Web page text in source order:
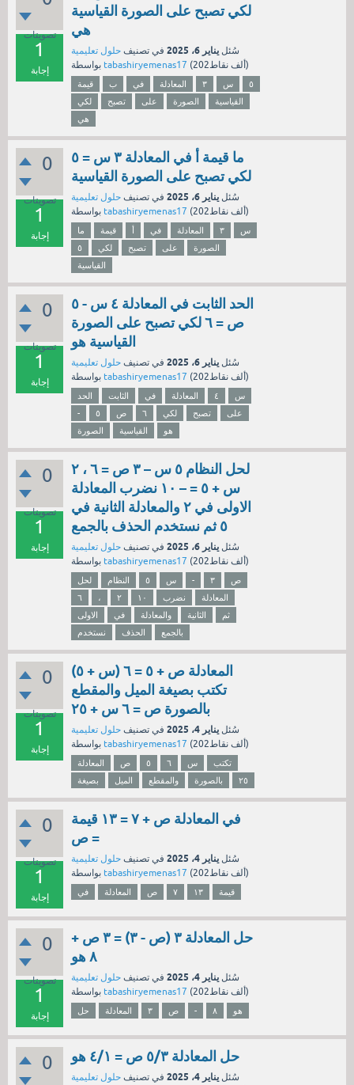
تصويتات
1
إجابة
لكي تصبح على الصورة القياسية
هي
سُئل يناير 6، 2025 في تصنيف حلول تعليمية
tabashiryemenas17 ( 202ألف نقاط)
قيمة ب في المعادلة ٣ س
٥
لكي
تصبح على الصورة
القياسية
هي
0
تصويتات
1
إجابة
ما قيمة أ في المعادلة ٣ س = ٥
لكي تصبح على الصورة القياسية
سُئل يناير 6، 2025 في تصنيف حلول تعليمية
tabashiryemenas17 ( 202ألف نقاط)
ما قيمة أ في المعادلة ٣
س
٥
لكي تصبح على
الصورة
القياسية
0
تصويتات
1
إجابة
الحد الثابت في المعادلة ٤ س - ٥
ص = ٦ لكي تصبح على الصورة
القياسية هو
سُئل يناير 6، 2025 في تصنيف حلول تعليمية
tabashiryemenas17 ( 202ألف نقاط)
الحد الثابت في المعادلة ٤
س
-
٥ ص ٦ لكي تصبح
على
الصورة
القياسية هو
0
تصويتات
1
إجابة
لحل النظام ٥ س – ٣ ص = ٦ ، ٢
س + ٥ = – ١٠ نضرب المعادلة
الاولى في ٢ والمعادلة الثانية في
٥ ثم نستخدم الحذف بالجمع
سُئل يناير 6، 2025 في تصنيف حلول تعليمية
tabashiryemenas17 ( 202ألف نقاط)
لحل النظام ٥ س - ٣
ص
٦
، ٢ ١٠ نضرب
المعادلة
الاولى
في والمعادلة الثانية
ثم
نستخدم
الحذف بالجمع
0
تصويتات
1
إجابة
المعادلة ص + ٥ = ٦ (س + ٥)
تكتب بصيغة الميل والمقطع
بالصورة ص = ٦ س + ٢٥
سُئل يناير 4، 2025 في تصنيف حلول تعليمية
tabashiryemenas17 ( 202ألف نقاط)
المعادلة ص ٥ ٦ س
تكتب
بصيغة
الميل والمقطع بالصورة ٢٥
0
تصويتات
1
إجابة
في المعادلة ص + ٧ = ١٣ قيمة
ص =
سُئل يناير 4، 2025 في تصنيف حلول تعليمية
tabashiryemenas17 ( 202ألف نقاط)
في المعادلة ص ٧ ١٣ قيمة
0
تصويتات
1
إجابة
حل المعادلة ٣ (ص - ٣) = ٣ ص +
٨ هو
سُئل يناير 4، 2025 في تصنيف حلول تعليمية
tabashiryemenas17 ( 202ألف نقاط)
حل المعادلة ٣ ص - ٨ هو
0 حل المعادلة ٥/٣ ص = ٤/١ هو
سُئل يناير 4، 2025 في تصنيف حلول تعليمية